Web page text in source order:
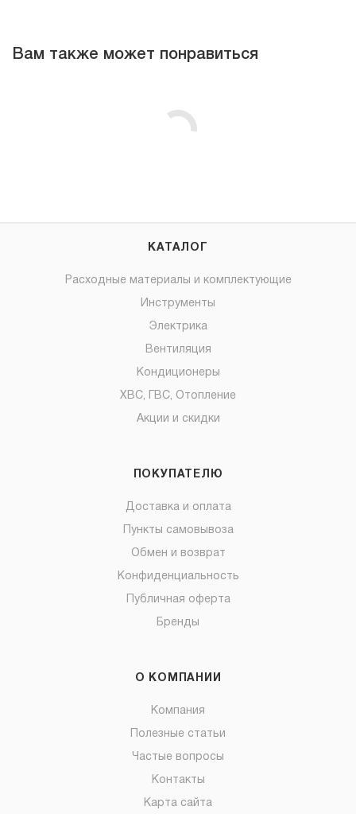
Вам также может понравиться
КАТАЛОГ
Расходные материалы и комплектующие
Инструменты
Электрика
Вентиляция
Кондиционеры
ХВС, ГВС, Отопление
Акции и скидки
ПОКУПАТЕЛЮ
Доставка и оплата
Пункты самовывоза
Обмен и возврат
Конфиденциальность
Публичная оферта
Бренды
О КОМПАНИИ
Компания
Полезные статьи
Частые вопросы
Контакты
Карта сайта